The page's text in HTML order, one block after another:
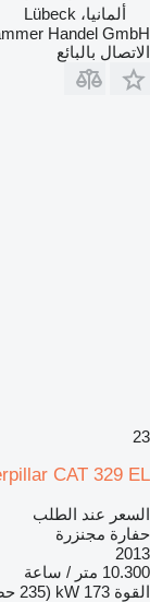
ألمانيا، Lübeck
Handel GmbH
الاتصال بالبائع
23
CAT 329 EL
السعر عند الطلب
حفارة مجنزرة
2013
10.300 متر / ساعة
القوة 173 kW (235 حصان)